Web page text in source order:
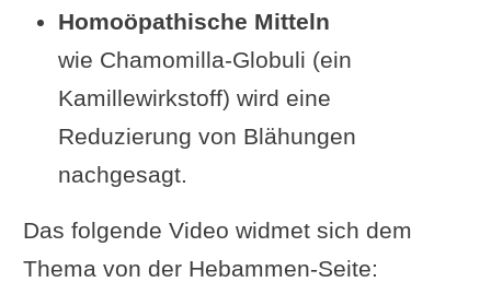
Homoöpathische Mitteln
wie Chamomilla-Globuli (ein
Kamillewirkstoff) wird eine
Reduzierung von Blähungen
nachgesagt.
Das folgende Video widmet sich dem
Thema von der Hebammen-Seite: